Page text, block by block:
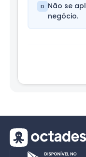
D Não se
negócio.